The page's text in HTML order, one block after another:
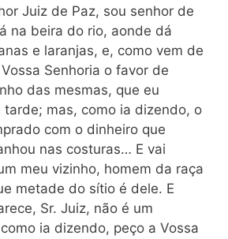
Juiz de Paz, sou senhor de
na beira do rio, aonde dá
e laranjas, e, como vem de
Senhoria o favor de
das mesmas, que eu
tarde; mas, como ia dizendo, o
com o dinheiro que
nas costuras… E vai
meu vizinho, homem da raça
metade do sítio é dele. E
Sr. Juiz, não é um
ia dizendo, peço a Vossa